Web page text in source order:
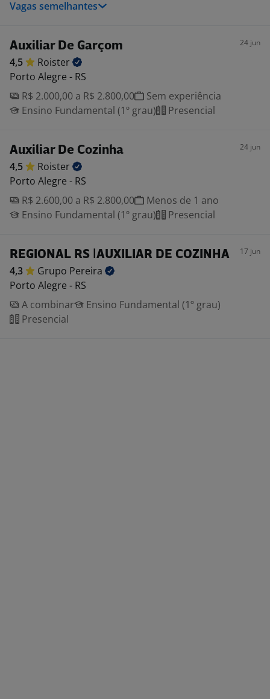
Vagas semelhantes
Auxiliar De Garçom 24 jun
4,5
Roister
Porto Alegre - RS
R$ 2.000,00 a R$ 2.800,00
Sem experiência
Ensino Fundamental (1º grau)
Presencial
Auxiliar De Cozinha 24 jun
4,5
Roister
Porto Alegre - RS
R$ 2.600,00 a R$ 2.800,00
Menos de 1 ano
Ensino Fundamental (1º grau)
Presencial
REGIONAL RS |AUXILIAR DE COZINHA 17 jun
4,3 Grupo Pereira
Porto Alegre - RS
A combinar
Ensino Fundamental (1º grau)
Presencial